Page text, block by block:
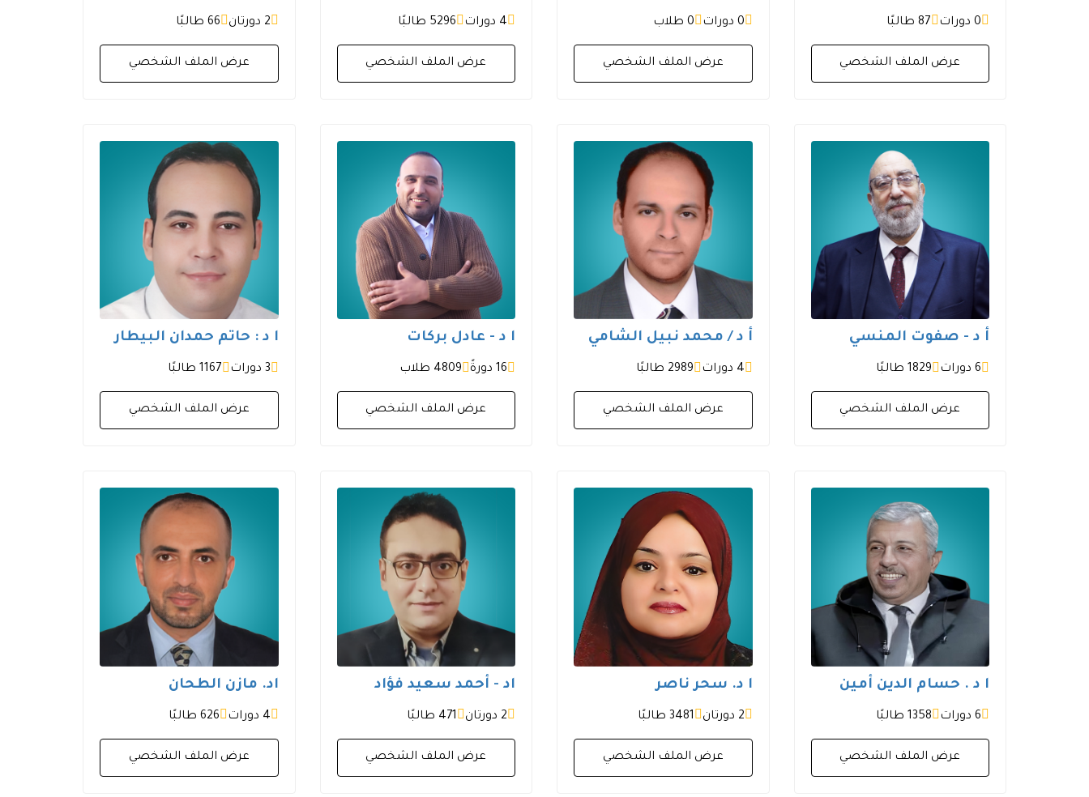
0 دورات 87 طالبًا
عرض الملف الشخصي
0 دورات 0 طلاب
عرض الملف الشخصي
4 دورات 5296 طالبًا
عرض الملف الشخصي
2 دورتان 66 طالبًا
عرض الملف الشخصي
أ د - صفوت المنسي
6 دورات 1829 طالبًا
عرض الملف الشخصي
أ د / محمد نبيل الشامي
4 دورات 2989 طالبًا
عرض الملف الشخصي
ا د - عادل بركات
16 دورةً 4809 طلاب
عرض الملف الشخصي
ا د : حاتم حمدان البيطار
3 دورات 1167 طالبًا
عرض الملف الشخصي
ا د . حسام الدين أمين
6 دورات 1358 طالبًا
عرض الملف الشخصي
ا د. سحر ناصر
2 دورتان 3481 طالبًا
عرض الملف الشخصي
اد - أحمد سعيد فؤاد
2 دورتان 471 طالبًا
عرض الملف الشخصي
اد. مازن الطحان
4 دورات 626 طالبًا
عرض الملف الشخصي